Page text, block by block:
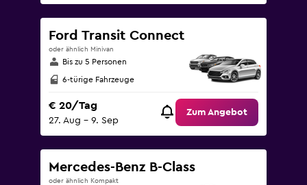
Ford Transit Connect
oder ähnlich Minivan
Bis zu 5 Personen
6-türige Fahrzeuge
€ 20/Tag
27. Aug – 9. Sep
Zum Angebot
Mercedes-Benz B-Class
oder ähnlich Kompakt